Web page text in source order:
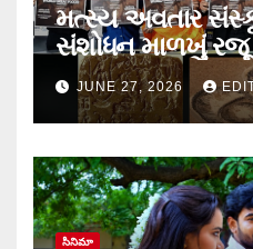
મત્સ્ય અવતાર
સંશોધન માળખું રજૂ
JUNE 27, 2026
సినిమా